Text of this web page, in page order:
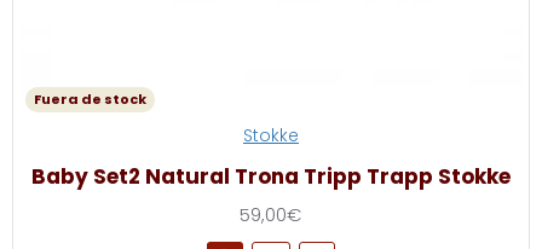
Fuera de stock
Stokke
Baby Set2 Natural Trona Tripp Trapp Stokke
59,00€